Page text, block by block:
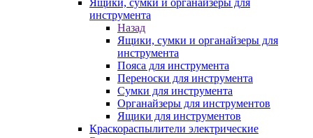
Ящики, сумки и органайзеры для
инструмента
Назад
Ящики, сумки и органайзеры для
инструмента
Пояса для инструмента
Переноски для инструмента
Сумки для инструмента
Органайзеры для инструментов
Ящики для инструментов
Краскораспылители электрические